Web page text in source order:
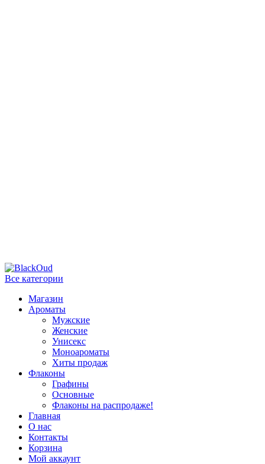
Все категории
Магазин
Ароматы
Мужские
Женские
Унисекс
Моноароматы
Хиты продаж
Флаконы
Графины
Основные
Флаконы на распродаже!
Главная
О нас
Контакты
Корзина
Мой аккаунт